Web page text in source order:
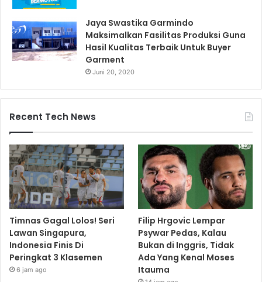
Jaya Swastika Garmindo
Maksimalkan Fasilitas Produksi Guna
Hasil Kualitas Terbaik Untuk Buyer
Garment
Juni 20, 2020
Recent Tech News
Timnas Gagal Lolos! Seri
Lawan Singapura,
Indonesia Finis Di
Peringkat 3 Klasemen
6 jam ago
Filip Hrgovic Lempar
Psywar Pedas, Kalau
Bukan di Inggris, Tidak
Ada Yang Kenal Moses
Itauma